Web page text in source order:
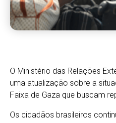
O Ministério das Relações
uma atualização sobre a
Faixa de Gaza que buscam
Os cidadãos brasileiros